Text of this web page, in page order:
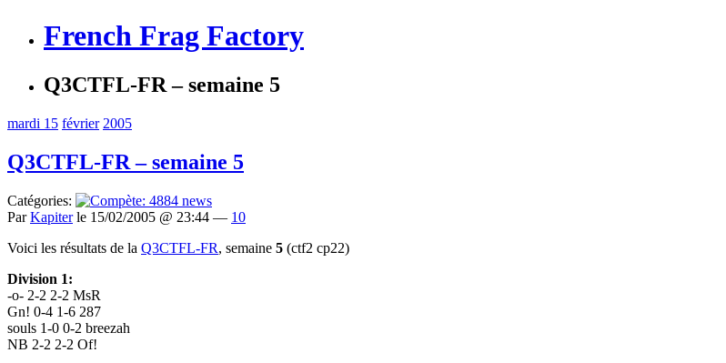
French Frag Factory
Q3CTFL-FR – semaine 5
mardi 15 février 2005
Q3CTFL-FR – semaine 5
Catégories:
ParKapiterle 15/02/2005 @ 23:44 — 10
Voici les résultats de la Q3CTFL-FR, semaine 5 (ctf2 cp22)
Division 1:
-o- 2-2 2-2 MsR
Gn! 0-4 1-6 287
souls 1-0 0-2 breezah
NB 2-2 2-2 Of!